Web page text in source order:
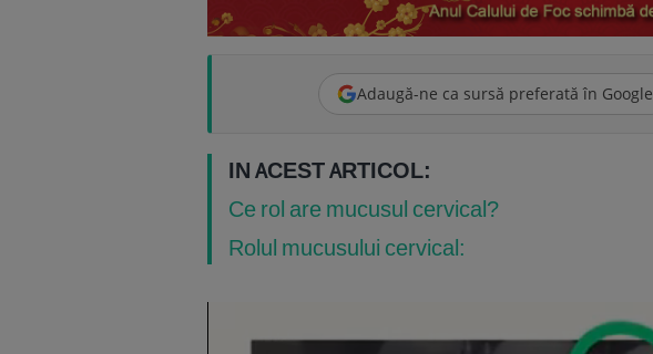
Adaugă-ne ca sursă preferată în Google
IN ACEST ARTICOL:
Ce rol are mucusul cervical?
Rolul mucusului cervical: